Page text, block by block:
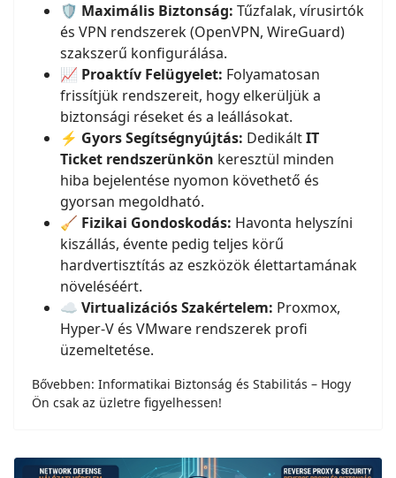
🛡️ Maximális Biztonság: Tűzfalak, vírusirtók
és VPN rendszerek (OpenVPN, WireGuard)
szakszerű konfigurálása.
📈 Proaktív Felügyelet: Folyamatosan
frissítjük rendszereit, hogy elkerüljük a
biztonsági réseket és a leállásokat.
⚡ Gyors Segítségnyújtás: DedikáltIT
Ticket rendszerünkön keresztül minden
hiba bejelentése nyomon követhető és
gyorsan megoldható.
🧹 Fizikai Gondoskodás: Havonta helyszíni
kiszállás, évente pedig teljes körű
hardvertisztítás az eszközök élettartamának
növeléséért.
☁️ Virtualizációs Szakértelem: Proxmox,
Hyper-V és VMware rendszerek profi
üzemeltetése.
Bővebben: Informatikai Biztonság és Stabilitás – Hogy
Ön csak az üzletre figyelhessen!